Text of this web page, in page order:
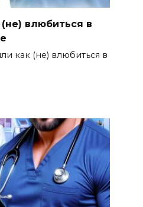
влюбиться в
как (не) влюбиться в